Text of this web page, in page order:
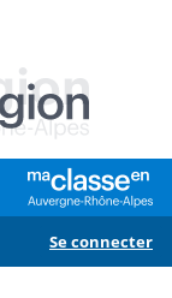
Se connecter